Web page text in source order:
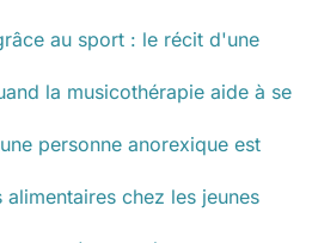
au sport : le récit d'une
la musicothérapie aide à se
personne anorexique est
chez les jeunes